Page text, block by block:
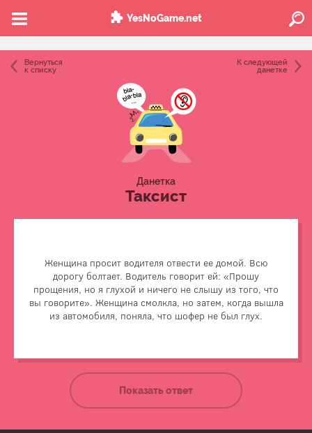
YesNoGame.net
Вернуться
к списку
К следующей
данетке
Данетка
Таксист
Женщина просит водителя отвести ее домой. Всю
дорогу болтает. Водитель говорит ей: «Прошу
прощения, но я глухой и ничего не слышу из того, что
вы говорите». Женщина смолкла, но затем, когда вышла
из автомобиля, поняла, что шофер не был глух.
Шофер услышал адрес, куда отвезти пассажирку.
Показать ответ